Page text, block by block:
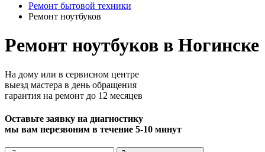
Ремонт бытовой техники
Ремонт ноутбуков
Ремонт ноутбуков в Ногинске
На дому или в сервисном центре
выезд мастера в день обращения
гарантия на ремонт до 12 месяцев
Оставьте заявку на диагностику
мы вам перезвоним в течение 5-10 минут